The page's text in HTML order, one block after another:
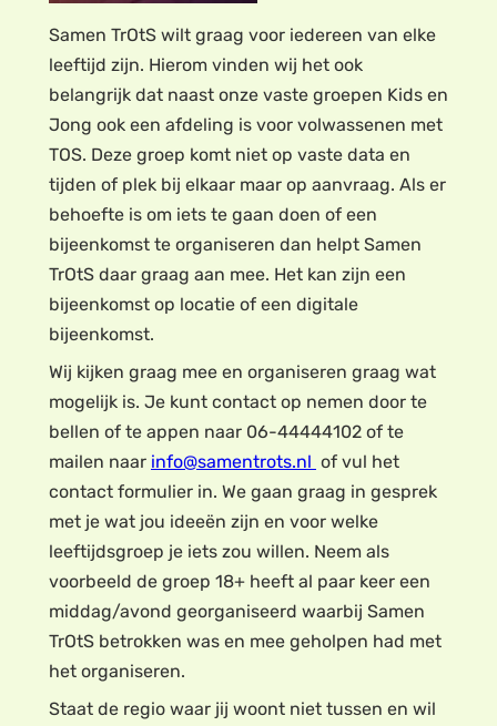
Samen TrOtS wilt graag voor iedereen van elke
leeftijd zijn. Hierom vinden wij het ook
belangrijk dat naast onze vaste groepen Kids en
Jong ook een afdeling is voor volwassenen met
TOS. Deze groep komt niet op vaste data en
tijden of plek bij elkaar maar op aanvraag. Als er
behoefte is om iets te gaan doen of een
bijeenkomst te organiseren dan helpt Samen
TrOtS daar graag aan mee. Het kan zijn een
bijeenkomst op locatie of een digitale
bijeenkomst.
Wij kijken graag mee en organiseren graag wat
mogelijk is. Je kunt contact op nemen door te
bellen of te appen naar 06-44444102 of te
mailen naar info@samentrots.nl of vul het
contact formulier in. We gaan graag in gesprek
met je wat jou ideeën zijn en voor welke
leeftijdsgroep je iets zou willen. Neem als
voorbeeld de groep 18+ heeft al paar keer een
middag/avond georganiseerd waarbij Samen
TrOtS betrokken was en mee geholpen had met
het organiseren.
Staat de regio waar jij woont niet tussen en wil